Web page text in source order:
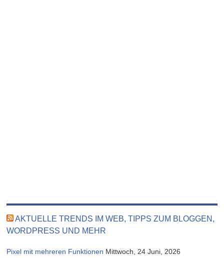
AKTUELLE TRENDS IM WEB, TIPPS ZUM BLOGGEN,
WORDPRESS UND MEHR
Pixel mit mehreren Funktionen Mittwoch, 24 Juni, 2026